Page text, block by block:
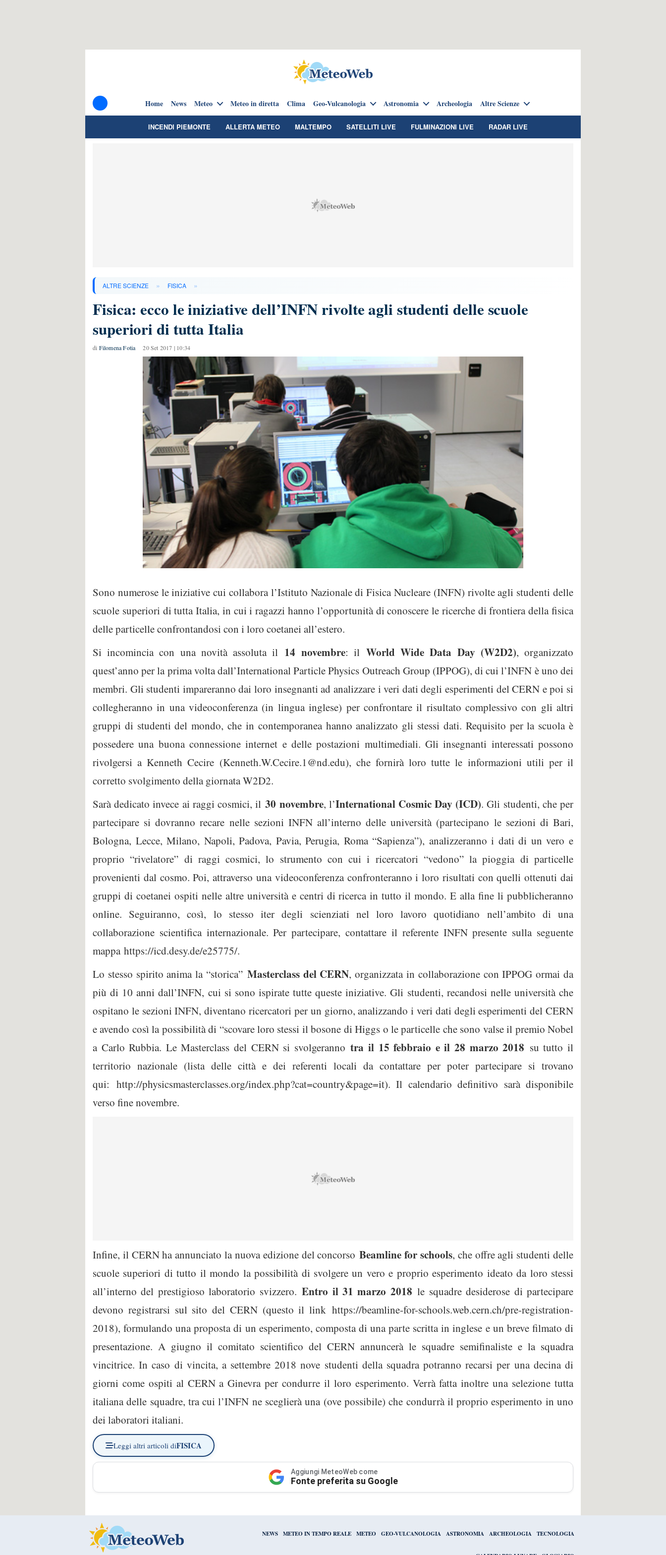
Home News Meteo Meteo in diretta Clima Geo-Vulcanologia Astronomia Archeologia Altre Scienze
INCENDI PIEMONTE ALLERTA METEO MALTEMPO SATELLITI LIVE FULMINAZIONI LIVE RADAR LIVE
ALTRE SCIENZE » FISICA »
Fisica: ecco le iniziative dell’INFN rivolte agli studenti delle scuole
superiori di tutta Italia
di Filomena Fotia 20 Set 2017 | 10:34
Sono numerose le iniziative cui collabora l’Istituto Nazionale di Fisica Nucleare (INFN) rivolte agli studenti delle
scuole superiori di tutta Italia, in cui i ragazzi hanno l’opportunità di conoscere le ricerche di frontiera della fisica
delle particelle confrontandosi con i loro coetanei all’estero.
Si incomincia con una novità assoluta il 14 novembre: ilWorld Wide Data Day (W2D2), organizzato
quest’anno per la prima volta dall’International Particle Physics Outreach Group (IPPOG), di cui l’INFN è uno dei
membri. Gli studenti impareranno dai loro insegnanti ad analizzare i veri dati degli esperimenti del CERN e poi si
collegheranno in una videoconferenza (in lingua inglese) per confrontare il risultato complessivo con gli altri
gruppi di studenti del mondo, che in contemporanea hanno analizzato gli stessi dati. Requisito per la scuola è
possedere una buona connessione internet e delle postazioni multimediali. Gli insegnanti interessati possono
rivolgersi a Kenneth Cecire (Kenneth.W.Cecire.1@nd.edu), che fornirà loro tutte le informazioni utili per il
corretto svolgimento della giornata W2D2.
Sarà dedicato invece ai raggi cosmici, il30 novembre, l’International Cosmic Day (ICD). Gli studenti, che per
partecipare si dovranno recare nelle sezioni INFN all’interno delle università (partecipano le sezioni di Bari,
Bologna, Lecce, Milano, Napoli, Padova, Pavia, Perugia, Roma “Sapienza”), analizzeranno i dati di un vero e
proprio “rivelatore” di raggi cosmici, lo strumento con cui i ricercatori “vedono” la pioggia di particelle
provenienti dal cosmo. Poi, attraverso una videoconferenza confronteranno i loro risultati con quelli ottenuti dai
gruppi di coetanei ospiti nelle altre università e centri di ricerca in tutto il mondo. E alla fine li pubblicheranno
online. Seguiranno, così, lo stesso iter degli scienziati nel loro lavoro quotidiano nell’ambito di una
collaborazione scientifica internazionale. Per partecipare, contattare il referente INFN presente sulla seguente
mappa https://icd.desy.de/e25775/.
Lo stesso spirito anima la “storica” Masterclass del CERN, organizzata in collaborazione con IPPOG ormai da
più di 10 anni dall’INFN, cui si sono ispirate tutte queste iniziative. Gli studenti, recandosi nelle università che
ospitano le sezioni INFN, diventano ricercatori per un giorno, analizzando i veri dati degli esperimenti del CERN
e avendo così la possibilità di “scovare loro stessi il bosone di Higgs o le particelle che sono valse il premio Nobel
a Carlo Rubbia. Le Masterclass del CERN si svolgerannotra il 15 febbraio e il 28 marzo 2018 su tutto il
territorio nazionale (lista delle città e dei referenti locali da contattare per poter partecipare si trovano
qui: http://physicsmasterclasses.org/index.php?cat=country&page=it). Il calendario definitivo sarà disponibile
verso fine novembre.
Infine, il CERN ha annunciato la nuova edizione del concorsoBeamline for schools, che offre agli studenti delle
scuole superiori di tutto il mondo la possibilità di svolgere un vero e proprio esperimento ideato da loro stessi
all’interno del prestigioso laboratorio svizzero.Entro il 31 marzo 2018 le squadre desiderose di partecipare
devono registrarsi sul sito del CERN (questo il link https://beamline-for-schools.web.cern.ch/pre-registration-
2018), formulando una proposta di un esperimento, composta di una parte scritta in inglese e un breve filmato di
presentazione. A giugno il comitato scientifico del CERN annuncerà le squadre semifinaliste e la squadra
vincitrice. In caso di vincita, a settembre 2018 nove studenti della squadra potranno recarsi per una decina di
giorni come ospiti al CERN a Ginevra per condurre il loro esperimento. Verrà fatta inoltre una selezione tutta
italiana delle squadre, tra cui l’INFN ne sceglierà una (ove possibile) che condurrà il proprio esperimento in uno
dei laboratori italiani.
Leggi altri articoli diFISICA
Aggiungi MeteoWeb come
Fonte preferita su Google
NEWS METEO IN TEMPO REALE METEO GEO-VULCANOLOGIA ASTRONOMIA ARCHEOLOGIA TECNOLOGIA